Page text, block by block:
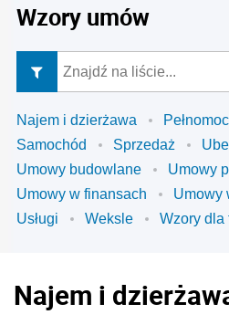
Wzory umów
Najem i dzierżawa
Samochód
Sprzedaż
Umowy budowlane
Umowy
Umowy w finansach
Umowy
Usługi
Weksle Wzory dla
Najem i